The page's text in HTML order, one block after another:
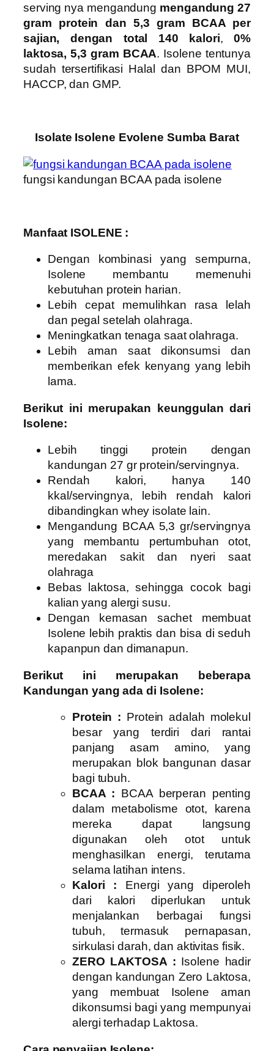
serving nya mengandung mengandung 27
gram protein dan 5,3 gram BCAA per
sajian, dengan total 140 kalori,0%
laktosa, 5,3 gram BCAA. Isolene tentunya
sudah tersertifikasi Halal dan BPOM MUI,
HACCP, dan GMP.
Isolate Isolene Evolene Sumba Barat
fungsi kandungan BCAA pada isolene
Manfaat ISOLENE :
Dengan kombinasi yang sempurna,
Isolene membantu memenuhi
kebutuhan protein harian.
Lebih cepat memulihkan rasa lelah
dan pegal setelah olahraga.
Meningkatkan tenaga saat olahraga.
Lebih aman saat dikonsumsi dan
memberikan efek kenyang yang lebih
lama.
Berikut ini merupakan keunggulan dari
Isolene:
Lebih tinggi protein dengan
kandungan 27 gr protein/servingnya.
Rendah kalori, hanya 140
kkal/servingnya, lebih rendah kalori
dibandingkan whey isolate lain.
Mengandung BCAA 5,3 gr/servingnya
yang membantu pertumbuhan otot,
meredakan sakit dan nyeri saat
olahraga
Bebas laktosa, sehingga cocok bagi
kalian yang alergi susu.
Dengan kemasan sachet membuat
Isolene lebih praktis dan bisa di seduh
kapanpun dan dimanapun.
Berikut ini merupakan beberapa
Kandungan yang ada di Isolene:
Protein : Protein adalah molekul
besar yang terdiri dari rantai
panjang asam amino, yang
merupakan blok bangunan dasar
bagi tubuh.
BCAA : BCAA berperan penting
dalam metabolisme otot, karena
mereka dapat langsung
digunakan oleh otot untuk
menghasilkan energi, terutama
selama latihan intens.
Kalori : Energi yang diperoleh
dari kalori diperlukan untuk
menjalankan berbagai fungsi
tubuh, termasuk pernapasan,
sirkulasi darah, dan aktivitas fisik.
ZERO LAKTOSA : Isolene hadir
dengan kandungan Zero Laktosa,
yang membuat Isolene aman
dikonsumsi bagi yang mempunyai
alergi terhadap Laktosa.